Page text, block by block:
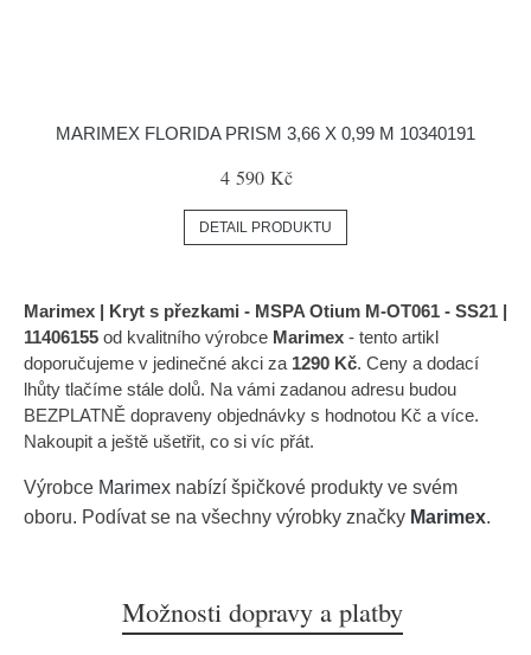
MARIMEX FLORIDA PRISM 3,66 X 0,99 M 10340191
4 590 Kč
DETAIL PRODUKTU
Marimex | Kryt s přezkami - MSPA Otium M-OT061 - SS21 |
11406155 od kvalitního výrobce Marimex - tento artikl
doporučujeme v jedinečné akci za 1290 Kč. Ceny a dodací
lhůty tlačíme stále dolů. Na vámi zadanou adresu budou
BEZPLATNĚ dopraveny objednávky s hodnotou Kč a více.
Nakoupit a ještě ušetřit, co si víc přát.
Výrobce Marimex nabízí špičkové produkty ve svém
oboru. Podívat se na všechny výrobky značky Marimex.
Možnosti dopravy a platby